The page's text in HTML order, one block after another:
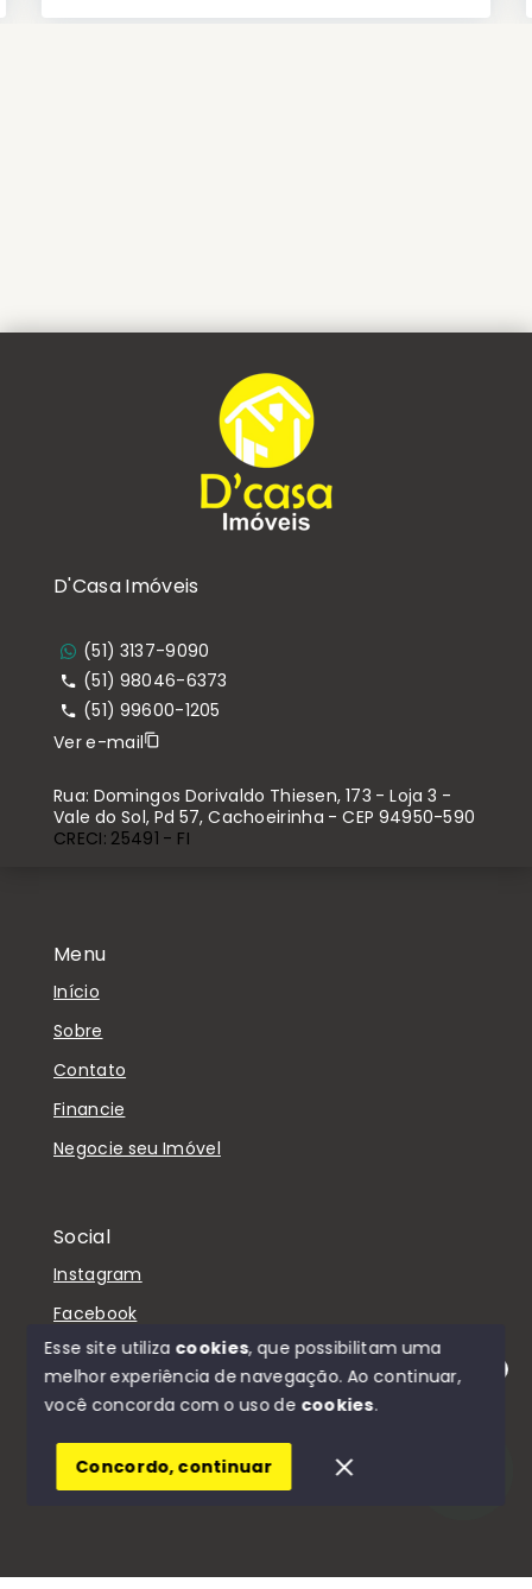
Olá! Estamos disponíveis para te ajudar.
Menu
Início
Sobre
Contato
Financie
Negocie seu Imóvel
Social
Instagram
Facebook
© Copyright 2026 - D'Casa Imóveis - Todos os
SITE PARA IMOBILIARIA
D'Casa Imóveis
(51) 3137-9090
(51) 98046-6373
(51) 99600-1205
Ver e-mail
Rua: Domingos Dorivaldo Thiesen, 173 - Loja 3 -
Vale do Sol, Pd 57, Cachoeirinha - CEP 94950-590
CRECI: 25491 - FI
Esse site utiliza cookies, que possibilitam uma
melhor experiência de navegação.Ao continuar,
você concorda com o uso de cookies.
Concordo, continuar